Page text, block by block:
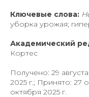
Ключевые слова:
уборка урожая;
Академический
Кортес
Получено: 29
2025 г.; Принято: 27
октября 2025 г.